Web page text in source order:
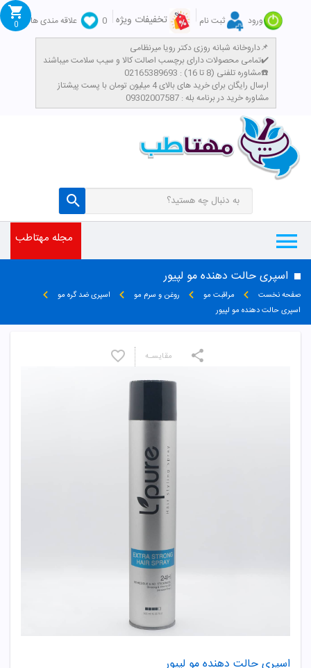
ورود ثبت نام تخفیفات ویژه 0
علاقه مندی ها
داروخانه شبانه روزی دکتر رویا میرنظامی📌
تمامی محصولات دارای برچسب اصالت کالا و سیب سلامت میباشند✔️
مشاوره تلفنی (8 تا 16) : 02165389693☎️
​ارسال رایگان برای خرید های بالای 4 میلیون تومان با پست پیشتاز
مشاوره خرید در برنامه بله : 09302007587
0
مجله مهتاطب
اسپری حالت دهنده مو لپیور
صفحه نخست مراقبت مو روغن و سرم مو
اسپری ضد گره مو
اسپری حالت دهنده مو لپیور
اسپری حالت دهنده مو لپیور
مقایسـه